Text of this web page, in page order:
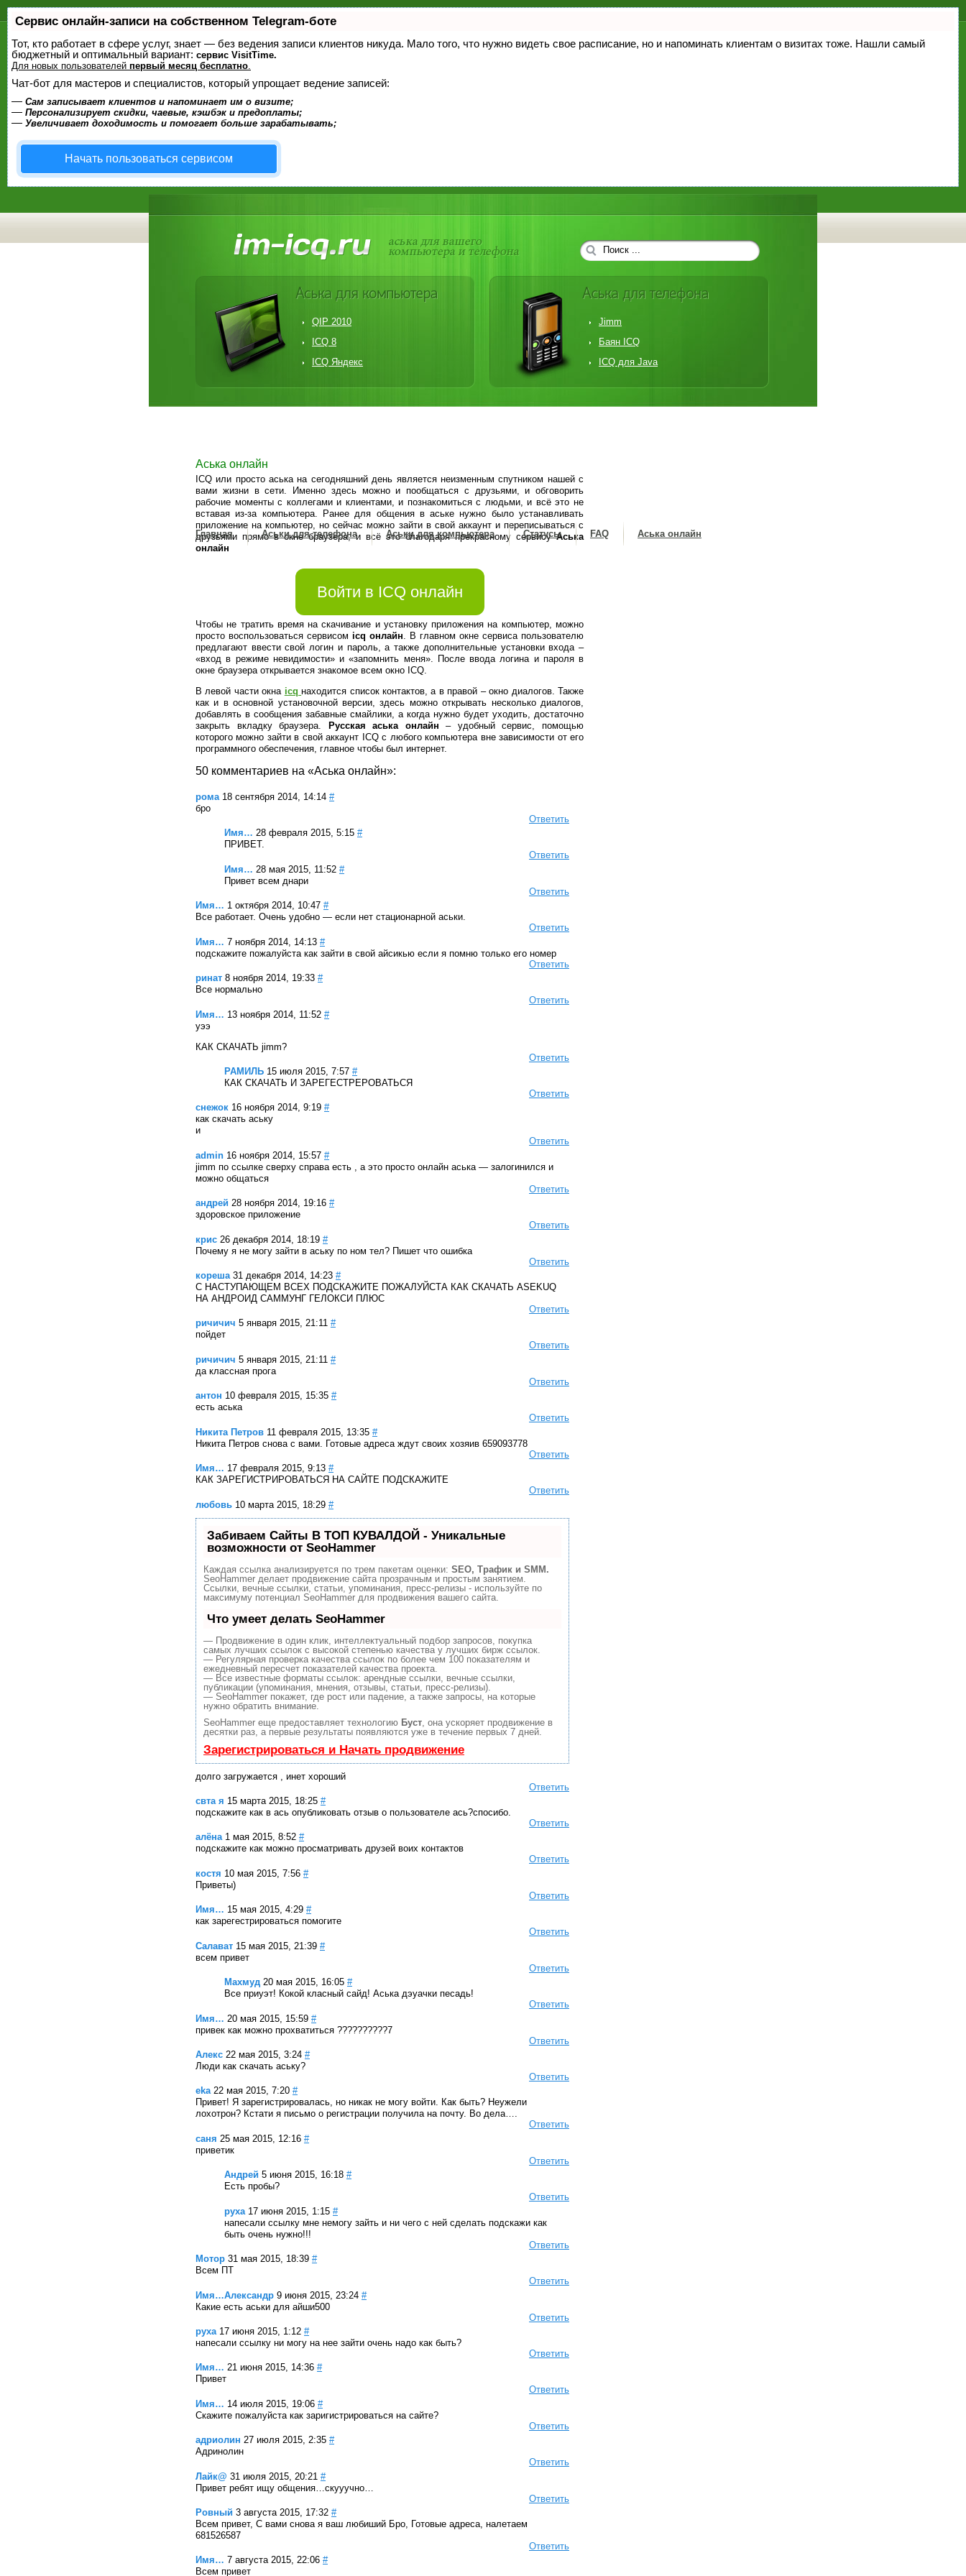
Сервис онлайн-записи на собственном Telegram-боте
Тот, кто работает в сфере услуг, знает — без ведения записи клиентов никуда. Мало того, что нужно видеть свое расписание, но и напоминать клиентам о визитах тоже. Нашли самый
бюджетный и оптимальный вариант: сервис VisitTime.
Для новых пользователей первый месяц бесплатно.
Чат-бот для мастеров и специалистов, который упрощает ведение записей:
— Сам записывает клиентов и напоминает им о визите;
— Персонализирует скидки, чаевые, кэшбэк и предоплаты;
— Увеличивает доходимость и помогает больше зарабатывать;
Начать пользоваться сервисом
QIP 2010
ICQ 8
ICQ Яндекс
Jimm
Баян ICQ
ICQ для Java
Главная Аськи для телефона Аськи для компьютера Статусы FAQ Аська онлайн
Аська онлайн
ICQ или просто аська на сегодняшний день является неизменным спутником нашей с
вами жизни в сети. Именно здесь можно и пообщаться с друзьями, и обговорить
рабочие моменты с коллегами и клиентами, и познакомиться с людьми, и всё это не
вставая из-за компьютера. Ранее для общения в аське нужно было устанавливать
приложение на компьютер, но сейчас можно зайти в свой аккаунт и переписываться с
друзьями прямо в окне браузера, и всё это благодаря прекрасному сервисуАська
онлайн
Войти в ICQ онлайн
Чтобы не тратить время на скачивание и установку приложения на компьютер, можно
просто воспользоваться сервисом icq онлайн. В главном окне сервиса пользователю
предлагают ввести свой логин и пароль, а также дополнительные установки входа –
«вход в режиме невидимости» и «запомнить меня». После ввода логина и пароля в
окне браузера открывается знакомое всем окно ICQ.
В левой части окна icqнаходится список контактов, а в правой – окно диалогов. Также
как и в основной установочной версии, здесь можно открывать несколько диалогов,
добавлять в сообщения забавные смайлики, а когда нужно будет уходить, достаточно
закрыть вкладку браузера.
Русская аська онлайн – удобный сервис, помощью
которого можно зайти в свой аккаунт ICQ с любого компьютера вне зависимости от его
программного обеспечения, главное чтобы был интернет.
50 комментариев на «Аська онлайн»:
рома 18 сентября 2014, 14:14 #
бро
Ответить
Имя… 28 февраля 2015, 5:15 #
ПРИВЕТ.
Ответить
Имя… 28 мая 2015, 11:52 #
Привет всем днари
Ответить
Имя… 1 октября 2014, 10:47 #
Все работает. Очень удобно — если нет стационарной аськи.
Ответить
Имя… 7 ноября 2014, 14:13 #
подскажите пожалуйста как зайти в свой айсикью если я помню только его номер
Ответить
ринат 8 ноября 2014, 19:33 #
Все нормально
Ответить
Имя… 13 ноября 2014, 11:52 #
уээ
КАК СКАЧАТЬ jimm?
Ответить
РАМИЛЬ 15 июля 2015, 7:57 #
КАК СКАЧАТЬ И ЗАРЕГЕСТРЕРОВАТЬСЯ
Ответить
снежок 16 ноября 2014, 9:19 #
как скачать аську
и
Ответить
admin 16 ноября 2014, 15:57 #
jimm по ссылке сверху справа есть , а это просто онлайн аська — залогинился и
можно общаться
Ответить
андрей 28 ноября 2014, 19:16 #
здоровское приложение
Ответить
крис 26 декабря 2014, 18:19 #
Почему я не могу зайти в аську по ном тел? Пишет что ошибка
Ответить
кореша 31 декабря 2014, 14:23 #
С НАСТУПАЮЩЕМ ВСЕХ ПОДСКАЖИТЕ ПОЖАЛУЙСТА КАК СКАЧАТЬ ASEKUQ
НА АНДРОИД САММУНГ ГЕЛОКСИ ПЛЮС
Ответить
ричичич 5 января 2015, 21:11 #
пойдет
Ответить
ричичич 5 января 2015, 21:11 #
да классная прога
Ответить
антон 10 февраля 2015, 15:35 #
есть аська
Ответить
Никита Петров 11 февраля 2015, 13:35 #
Никита Петров снова с вами. Готовые адреса ждут своих хозяив 659093778
Ответить
Имя… 17 февраля 2015, 9:13 #
КАК ЗАРЕГИСТРИРОВАТЬСЯ НА САЙТЕ ПОДСКАЖИТЕ
Ответить
любовь 10 марта 2015, 18:29 #
Забиваем Сайты В ТОП КУВАЛДОЙ - Уникальные
возможности от SeoHammer
Каждая ссылка анализируется по трем пакетам оценки: SEO, Трафик и SMM.
SeoHammer делает продвижение сайта прозрачным и простым занятием.
Ссылки, вечные ссылки, статьи, упоминания, пресс-релизы - используйте по
максимуму потенциал SeoHammer для продвижения вашего сайта.
Что умеет делать SeoHammer
— Продвижение в один клик, интеллектуальный подбор запросов, покупка
самых лучших ссылок с высокой степенью качества у лучших бирж ссылок.
— Регулярная проверка качества ссылок по более чем 100 показателям и
ежедневный пересчет показателей качества проекта.
— Все известные форматы ссылок: арендные ссылки, вечные ссылки,
публикации (упоминания, мнения, отзывы, статьи, пресс-релизы).
— SeoHammer покажет, где рост или падение, а также запросы, на которые
нужно обратить внимание.
SeoHammer еще предоставляет технологию Буст , она ускоряет продвижение в
десятки раз, а первые результаты появляются уже в течение первых 7 дней.
Зарегистрироваться и Начать продвижение
долго загружается , инет хороший
Ответить
свта я 15 марта 2015, 18:25 #
подскажите как в ась опубликовать отзыв о пользователе ась?спосибо.
Ответить
алёна 1 мая 2015, 8:52 #
подскажите как можно просматривать друзей воих контактов
Ответить
костя 10 мая 2015, 7:56 #
Приветы)
Ответить
Имя… 15 мая 2015, 4:29 #
как зарегестрироваться помогите
Ответить
Салават 15 мая 2015, 21:39 #
всем привет
Ответить
Махмуд 20 мая 2015, 16:05 #
Все приуэт! Кокой класный сайд! Аська дэуачки песадь!
Ответить
Имя… 20 мая 2015, 15:59 #
привек как можно прохватиться ??????????7
Ответить
Алекс 22 мая 2015, 3:24 #
Люди как скачать аську?
Ответить
eka 22 мая 2015, 7:20 #
Привет! Я зарегистрировалась, но никак не могу войти. Как быть? Неужели
лохотрон? Кстати я письмо о регистрации получила на почту. Во дела….
Ответить
саня 25 мая 2015, 12:16 #
приветик
Ответить
Андрей 5 июня 2015, 16:18 #
Есть пробы?
Ответить
руха 17 июня 2015, 1:15 #
напесали ссылку мне немогу зайть и ни чего с ней сделать подскажи как
быть очень нужно!!!
Ответить
Мотор 31 мая 2015, 18:39 #
Всем ПТ
Ответить
Имя…Александр 9 июня 2015, 23:24 #
Какие есть аськи для айши500
Ответить
руха 17 июня 2015, 1:12 #
напесали ссылку ни могу на нее зайти очень надо как быть?
Ответить
Имя… 21 июня 2015, 14:36 #
Привет
Ответить
Имя… 14 июля 2015, 19:06 #
Скажите пожалуйста как заригистрироваться на сайте?
Ответить
адриолин 27 июля 2015, 2:35 #
Адринолин
Ответить
Лайк@ 31 июля 2015, 20:21 #
Привет ребят ищу общения…скууучно…
Ответить
Ровный 3 августа 2015, 17:32 #
Всем привет, С вами снова я ваш любиший Бро, Готовые адреса, налетаем
681526587
Ответить
Имя… 7 августа 2015, 22:06 #
Всем привет